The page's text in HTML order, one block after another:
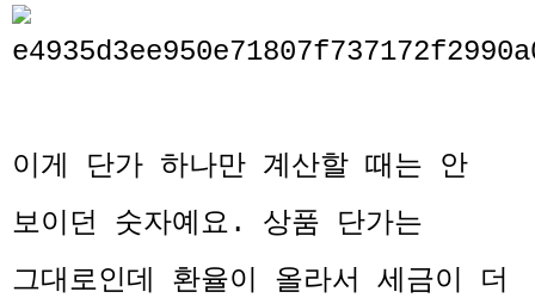
이게 단가 하나만 계산할 때는 안
보이던 숫자예요. 상품 단가는
그대로인데 환율이 올라서 세금이 더